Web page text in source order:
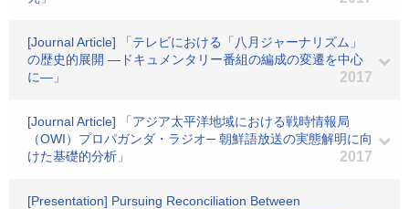
[Journal Article] 「テレビにおける「八月ジャーナリズム」
の歴史的展開 ―ドキュメンタリー番組の編成の変遷を中心
に―」
2017
[Journal Article] 「アジア太平洋地域における戦時情報局
（OWI）プロパガンダ・ラジオ─ 朝鮮語放送の実態解明に向
けた基礎的分析」
2017
[Presentation] Pursuing Reconciliation Between